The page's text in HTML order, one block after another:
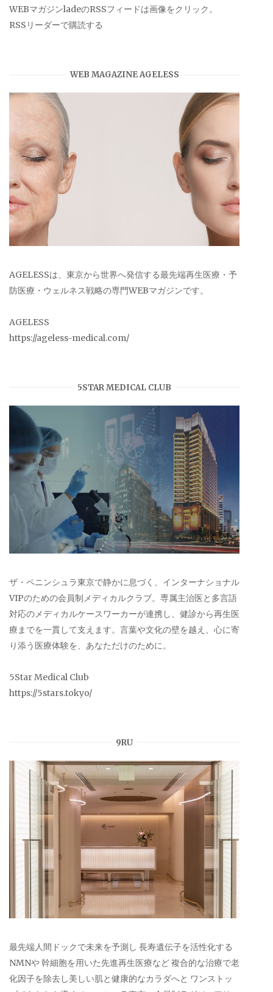
WEBマガジンladeのRSSフィードは画像をクリック。
RSSリーダーで購読する
WEB MAGAZINE AGELESS
AGELESSは、東京から世界へ発信する最先端再生医療・予
防医療・ウェルネス戦略の専門WEBマガジンです。
AGELESS
https://ageless-medical.com/
5STAR MEDICAL CLUB
ザ・ペニンシュラ東京で静かに息づく、インターナショナル
VIPのための会員制メディカルクラブ。専属主治医と多言語
対応のメディカルケースワーカーが連携し、健診から再生医
療までを一貫して支えます。言葉や文化の壁を越え、心に寄
り添う医療体験を、あなただけのために。
5Star Medical Club
https://5stars.tokyo/
9RU
最先端人間ドックで未来を予測し 長寿遺伝子を活性化する
NMNや 幹細胞を用いた先進再生医療など 複合的な治療で老
化因子を除去し美しい肌と健康的なカラダへと ワンストッ